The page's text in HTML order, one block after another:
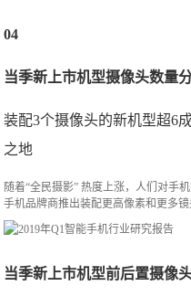
04
当季新上市机型摄像头数量
装配3个摄像头的新机型超6
之地
随着“全民摄影” 热度上涨，人们对手
手机品牌商推出装配更高像素和更多
当季新上市机型前后置摄像